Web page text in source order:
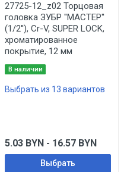
27725-12_z02 Торцовая
головка ЗУБР ''МАСТЕР''
(1/2''), Cr-V, SUPER LOCK,
хроматированное
покрытие, 12 мм
В наличии
Выбрать из 13 вариантов
5.03 BYN - 16.57 BYN
Выбрать